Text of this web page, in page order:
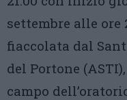
settembre alle ore
fiaccolata dal
del Portone
campo